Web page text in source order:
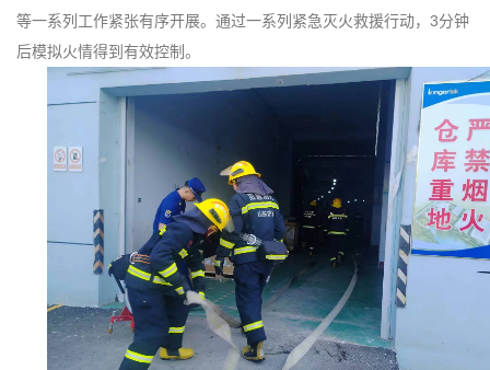
等一系列工作紧张有序开展。通过一系列紧急灭火救援行动，3分钟
后模拟火情得到有效控制。